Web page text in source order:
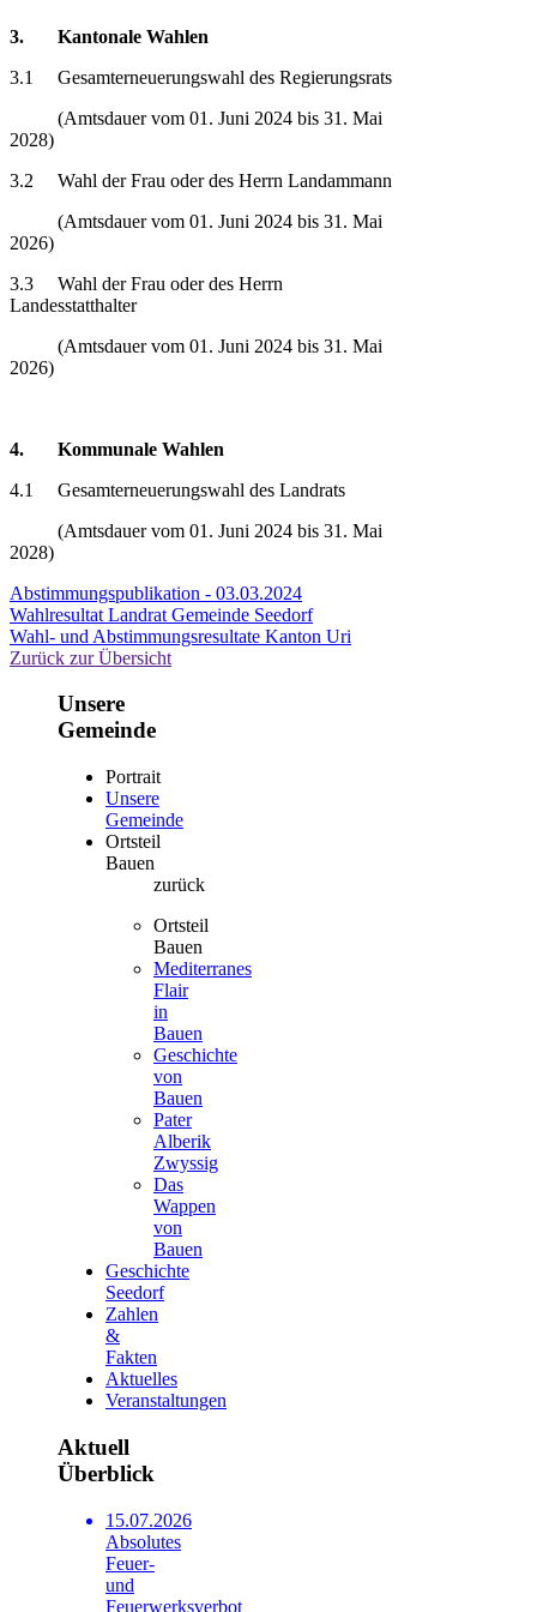
3. Kantonale Wahlen
3.1 Gesamterneuerungswahl des Regierungsrats
(Amtsdauer vom 01. Juni 2024 bis 31. Mai
2028)
3.2 Wahl der Frau oder des Herrn Landammann
(Amtsdauer vom 01. Juni 2024 bis 31. Mai
2026)
3.3 Wahl der Frau oder des Herrn
Landesstatthalter
(Amtsdauer vom 01. Juni 2024 bis 31. Mai
2026)
4. Kommunale Wahlen
4.1 Gesamterneuerungswahl des Landrats
(Amtsdauer vom 01. Juni 2024 bis 31. Mai
2028)
Abstimmungspublikation - 03.03.2024
Wahlresultat Landrat Gemeinde Seedorf
Wahl- und Abstimmungsresultate Kanton Uri
Zurück zur Übersicht
Unsere
Gemeinde
Portrait
Unsere
Gemeinde
Ortsteil
Bauen
zurück
Ortsteil
Bauen
Mediterranes
Flair
in
Bauen
Geschichte
von
Bauen
Pater
Alberik
Zwyssig
Das
Wappen
von
Bauen
Geschichte
Seedorf
Zahlen
&
Fakten
Aktuelles
Veranstaltungen
Aktuell
Überblick
15.07.2026
Absolutes
Feuer-
und
Feuerwerksverbot